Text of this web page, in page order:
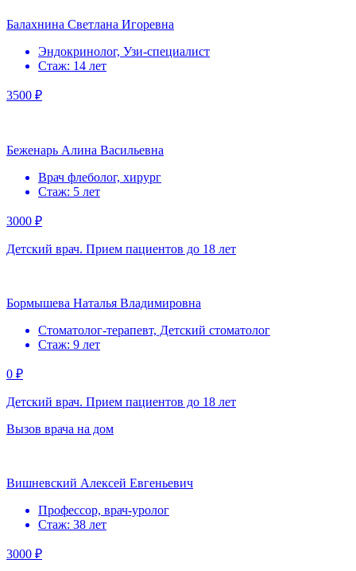
Балахнина Светлана Игоревна
Эндокринолог, Узи-специалист
Стаж: 14 лет
3500 ₽
Беженарь Алина Васильевна
Врач флеболог, хирург
Стаж: 5 лет
3000 ₽
Детский врач. Прием пациентов до 18 лет
Бормышева Наталья Владимировна
Стоматолог-терапевт, Детский стоматолог
Стаж: 9 лет
0 ₽
Детский врач. Прием пациентов до 18 лет
Вызов врача на дом
Вишневский Алексей Евгеньевич
Профессор, врач-уролог
Стаж: 38 лет
3000 ₽